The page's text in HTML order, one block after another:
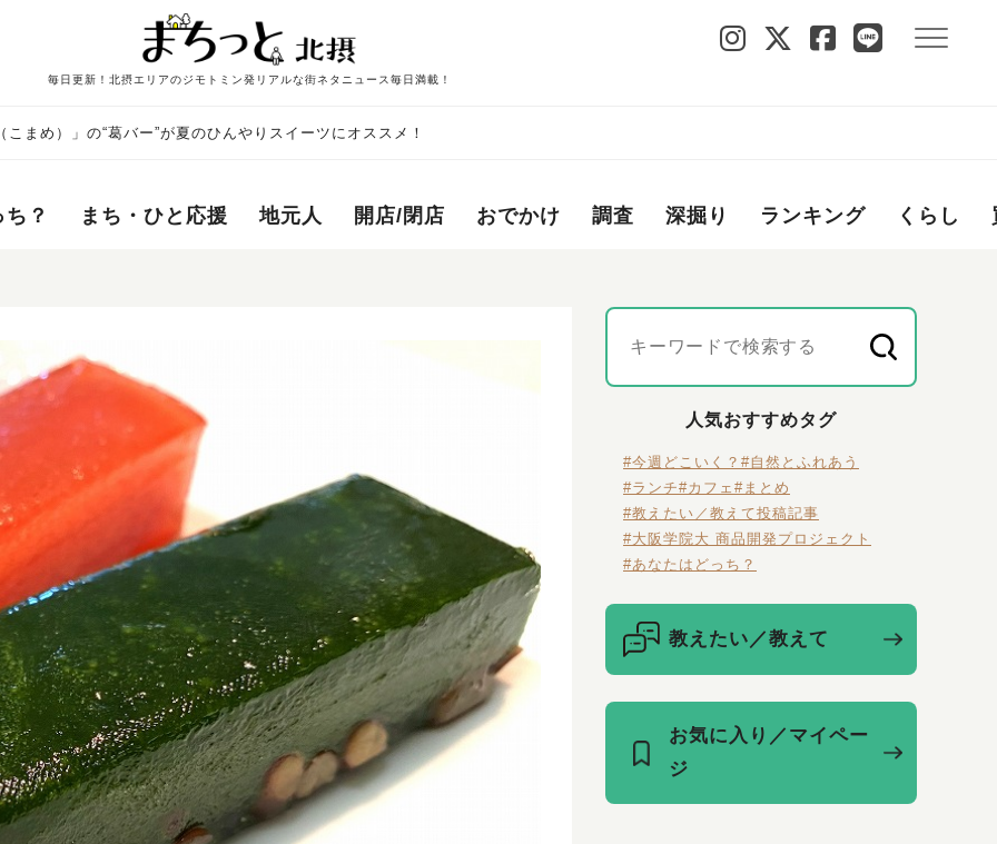
毎日更新！北摂エリアのジモトミン発リアルな街ネタニュース毎日満載！
まめ）」の“葛バー”が夏のひんやりスイーツにオススメ！
？ まち・ひと応援 地元人 開店/閉店 おでかけ 調査 深掘り ランキング くらし
人気おすすめタグ
#今週どこいく？ #自然とふれあう
#ランチ#カフェ #まとめ
#教えたい／教えて投稿記事
#大阪学院大 商品開発プロジェクト
#あなたはどっち？
教えたい／教えて
お気に入り／マイペー
ジ